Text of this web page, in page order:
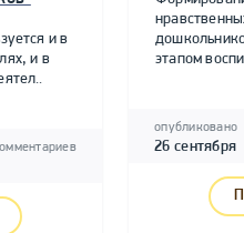
и в
и в
этапом
опубликовано
26 сентября